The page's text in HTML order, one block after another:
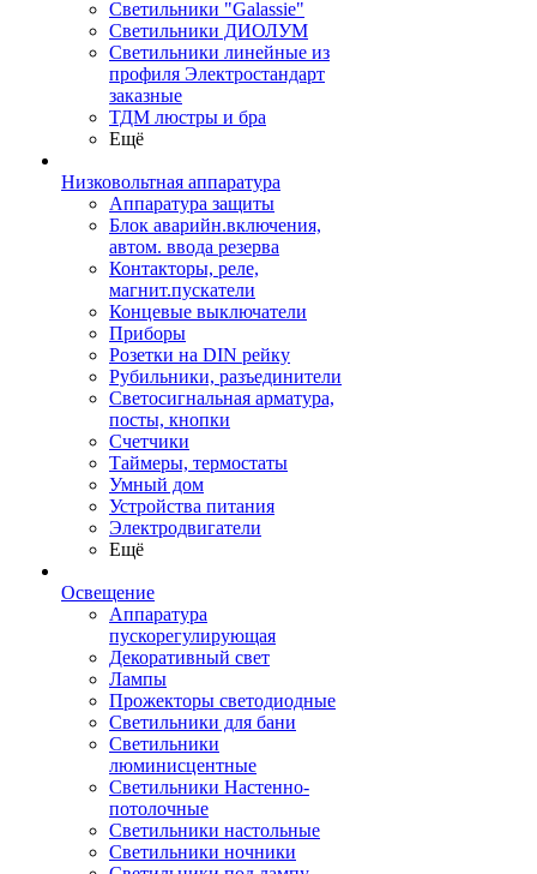
Светильники "Galassie"
Светильники ДИОЛУМ
Светильники линейные из
профиля Электростандарт
заказные
ТДМ люстры и бра
Ещё
Низковольтная аппаратура
Аппаратура защиты
Блок аварийн.включения,
автом. ввода резерва
Контакторы, реле,
магнит.пускатели
Концевые выключатели
Приборы
Розетки на DIN рейку
Рубильники, разъединители
Светосигнальная арматура,
посты, кнопки
Счетчики
Таймеры, термостаты
Умный дом
Устройства питания
Электродвигатели
Ещё
Освещение
Аппаратура
пускорегулирующая
Декоративный свет
Лампы
Прожекторы светодиодные
Светильники для бани
Светильники
люминисцентные
Светильники Настенно-
потолочные
Светильники настольные
Светильники ночники